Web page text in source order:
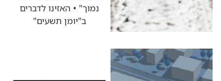
נמוך" • האזינו לדברים
ב"יומן תשעים"